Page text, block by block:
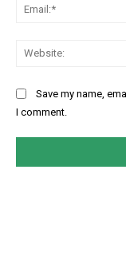
Save my name,
I comment.